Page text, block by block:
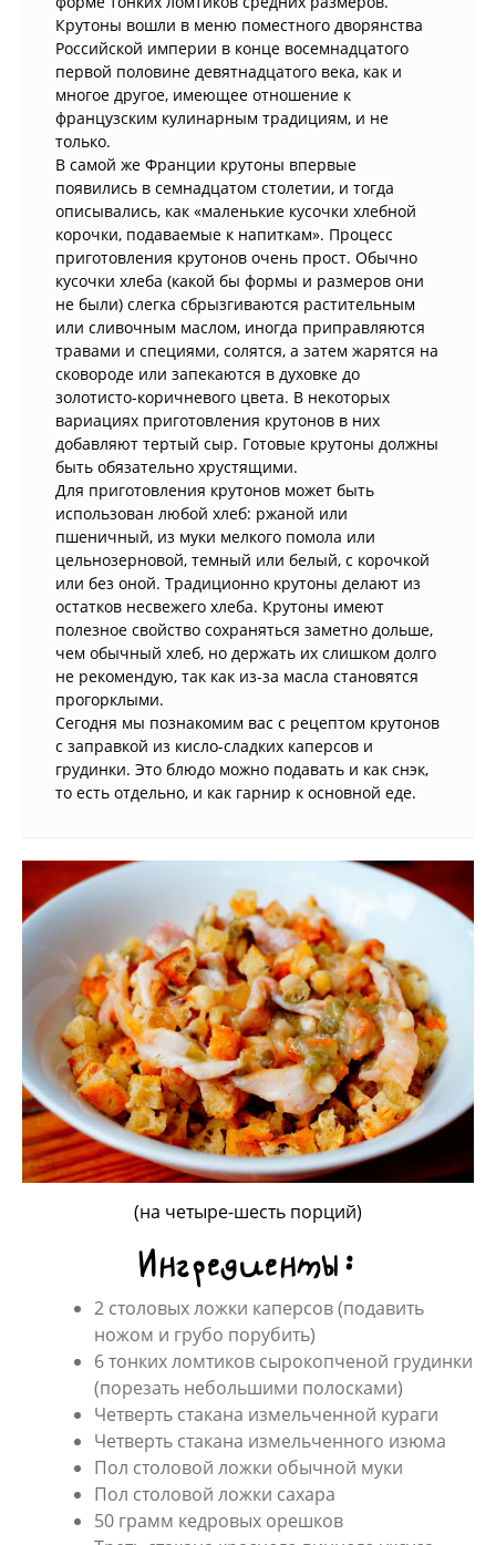
Крутоны вошли в меню поместного дворянства
Российской империи в конце восемнадцатого
первой половине девятнадцатого века, как и
многое другое, имеющее отношение к
французским кулинарным традициям, и не
только.
В самой же Франции крутоны впервые
появились в семнадцатом столетии, и тогда
описывались, как «маленькие кусочки хлебной
корочки, подаваемые к напиткам». Процесс
приготовления крутонов очень прост. Обычно
кусочки хлеба (какой бы формы и размеров они
не были) слегка сбрызгиваются растительным
или сливочным маслом, иногда приправляются
травами и специями, солятся, а затем жарятся на
сковороде или запекаются в духовке до
золотисто-коричневого цвета. В некоторых
вариациях приготовления крутонов в них
добавляют тертый сыр. Готовые крутоны должны
быть обязательно хрустящими.
Для приготовления крутонов может быть
использован любой хлеб: ржаной или
пшеничный, из муки мелкого помола или
цельнозерновой, темный или белый, с корочкой
или без оной. Традиционно крутоны делают из
остатков несвежего хлеба. Крутоны имеют
полезное свойство сохраняться заметно дольше,
чем обычный хлеб, но держать их слишком долго
не рекомендую, так как из-за масла становятся
прогорклыми.
Сегодня мы познакомим вас с рецептом крутонов
с заправкой из кисло-сладких каперсов и
грудинки. Это блюдо можно подавать и как снэк,
то есть отдельно, и как гарнир к основной еде.
(на четыре-шесть порций)
Ингредиенты:
2 столовых ложки каперсов (подавить
ножом и грубо порубить)
6 тонких ломтиков сырокопченой грудинки
(порезать небольшими полосками)
Четверть стакана измельченной кураги
Четверть стакана измельченного изюма
Пол столовой ложки обычной муки
Пол столовой ложки сахара
50 грамм кедровых орешков